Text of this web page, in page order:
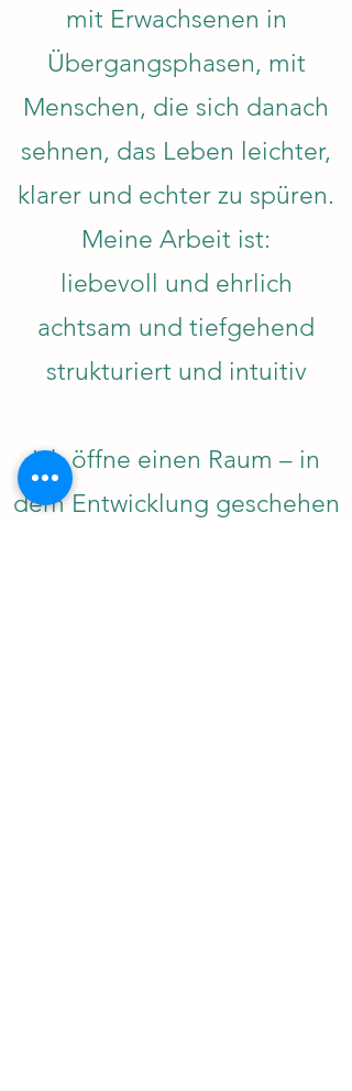
mit Erwachsenen in
Übergangsphasen, mit
Menschen, die sich danach
sehnen, das Leben leichter,
klarer und echter zu spüren.
Meine Arbeit ist:
liebevoll und ehrlich
achtsam und tiefgehend
strukturiert und intuitiv
Ich öffne einen Raum – in
dem Entwicklung geschehen